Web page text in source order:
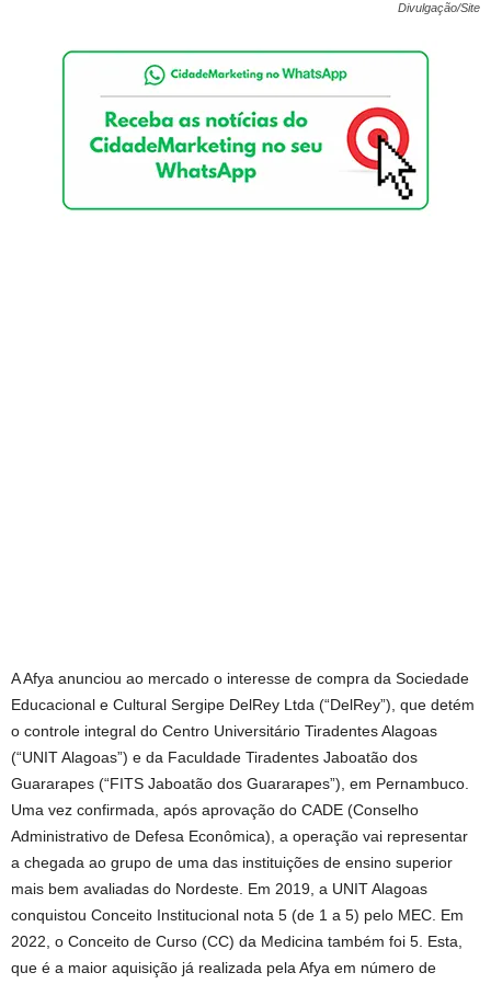
Divulgação/Site
A Afya anunciou ao mercado o interesse de compra da Sociedade
Educacional e Cultural Sergipe DelRey Ltda (“DelRey”), que detém
o controle integral do Centro Universitário Tiradentes Alagoas
(“UNIT Alagoas”) e da Faculdade Tiradentes Jaboatão dos
Guararapes (“FITS Jaboatão dos Guararapes”), em Pernambuco.
Uma vez confirmada, após aprovação do CADE (Conselho
Administrativo de Defesa Econômica), a operação vai representar
a chegada ao grupo de uma das instituições de ensino superior
mais bem avaliadas do Nordeste. Em 2019, a UNIT Alagoas
conquistou Conceito Institucional nota 5 (de 1 a 5) pelo MEC. Em
2022, o Conceito de Curso (CC) da Medicina também foi 5. Esta,
que é a maior aquisição já realizada pela Afya em número de